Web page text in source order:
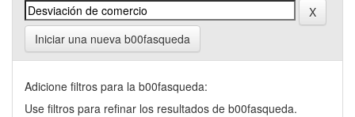
Iniciar una nueva b00fasqueda
Adicione filtros para la b00fasqueda:
Use filtros para refinar los resultados de b00fasqueda.